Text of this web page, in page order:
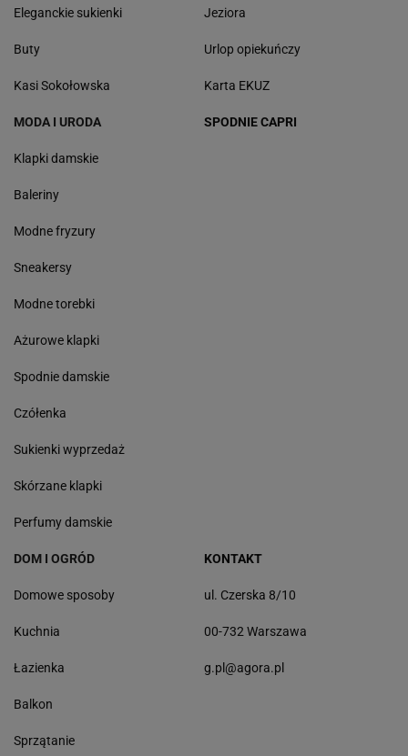
Eleganckie sukienki
Buty
Kasi Sokołowska
Jeziora
Urlop opiekuńczy
Karta EKUZ
MODA I URODA
Klapki damskie
Baleriny
Modne fryzury
Sneakersy
Modne torebki
Ażurowe klapki
Spodnie damskie
Czółenka
Sukienki wyprzedaż
Skórzane klapki
Perfumy damskie
SPODNIE CAPRI
DOM I OGRÓD
Domowe sposoby
Kuchnia
Łazienka
Balkon
Sprzątanie
KONTAKT
ul. Czerska 8/10
00-732 Warszawa
g.pl@agora.pl